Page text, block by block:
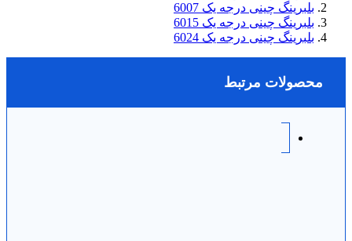
بلبرینگ چینی درجه یک 6007
بلبرینگ چینی درجه یک 6015
بلبرینگ چینی درجه یک 6024
محصولات مرتبط